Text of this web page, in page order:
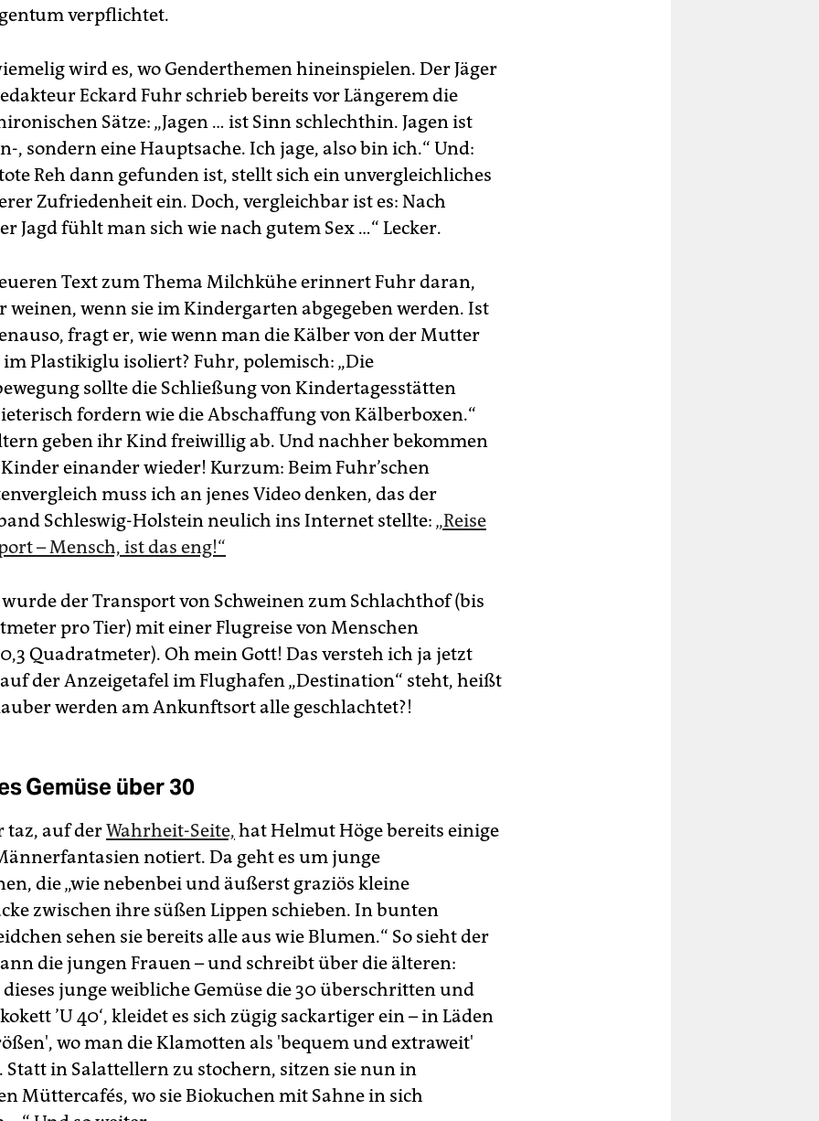
verpflichtet.
wird es, wo Genderthemen hineinspielen. Der Jäger
Eckard Fuhr schrieb bereits vor Längerem die
Sätze: „Jagen … ist Sinn schlechthin. Jagen ist
, sondern eine Hauptsache. Ich jage, also bin ich.“ Und:
tote Reh dann gefunden ist, stellt sich ein unvergleichliches
Zufriedenheit ein. Doch, vergleichbar ist es: Nach
Jagd fühlt man sich wie nach gutem Sex …“ Lecker.
Text zum Thema Milchkühe erinnert Fuhr daran,
weinen, wenn sie im Kindergarten abgegeben werden. Ist
fragt er, wie wenn man die Kälber von der Mutter
Plastikiglu isoliert? Fuhr, polemisch: „Die
sollte die Schließung von Kindertagesstätten
fordern wie die Abschaffung von Kälberboxen.“
geben ihr Kind freiwillig ab. Und nachher bekommen
einander wieder! Kurzum: Beim Fuhr’schen
muss ich an jenes Video denken, das der
Schleswig-Holstein neulich ins Internet stellte: „Reise
– Mensch, ist das eng!“
der Transport von Schweinen zum Schlachthof (bis
pro Tier) mit einer Flugreise von Menschen
Quadratmeter). Oh mein Gott! Das versteh ich ja jetzt
der Anzeigetafel im Flughafen „Destination“ steht, heißt
werden am Ankunftsort alle geschlachtet?!
Gemüse über 30
taz, auf derWahrheit-Seite, hat Helmut Höge bereits einige
notiert. Da geht es um junge
die „wie nebenbei und äußerst graziös kleine
zwischen ihre süßen Lippen schieben. In bunten
sehen sie bereits alle aus wie Blumen.“ So sieht der
die jungen Frauen – und schreibt über die älteren:
junge weibliche Gemüse die 30 überschritten und
’U 40‘, kleidet es sich zügig sackartiger ein – in Läden
wo man die Klamotten als 'bequem und extraweit'
Statt in Salattellern zu stochern, sitzen sie nun in
Müttercafés, wo sie Biokuchen mit Sahne in sich